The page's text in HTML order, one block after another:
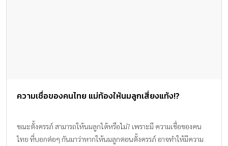
ความเชื่อของคนไทย แม่ท้องให้นมลูกเสี่ยงแท้ง!?
ขณะตั้งครรภ์ สามารถให้นมลูกได้หรือไม่? เพราะมี ความเชื่อของคน
ไทย ที่บอกต่อๆ กันมาว่าหากให้นมลูกตอนตั้งครรภ์ อาจทำให้มีความ